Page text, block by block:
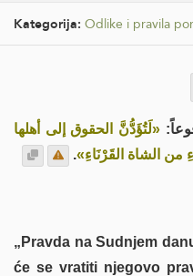
Kategorija: Odlike i pravila
«لَتُؤَدُّنَّ الحقوق إلى أهلها
من الشاة القَرْنَاءِ».
„Pravda na Sudnjem
će se vratiti njegovo